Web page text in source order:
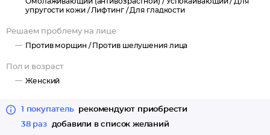
упругости кожи /Лифтинг /Для гладкости
Решаем проблему на лице
Против морщин / Против шелушения лица
Пол и возраст
Женский
1 покупатель
рекомендуют приобрести
38 раз
добавили в список желаний